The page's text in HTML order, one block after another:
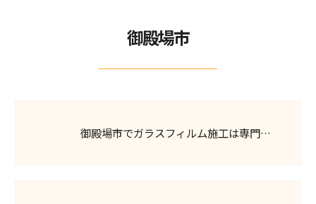
御殿場市
御殿場市でガラスフィルム施工は専門…